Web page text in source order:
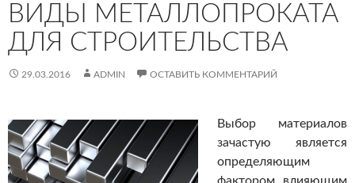
ВИДЫ МЕТАЛЛОПРОКАТА
ДЛЯ СТРОИТЕЛЬСТВА
29.03.2016 ADMIN ОСТАВИТЬ КОММЕНТАРИЙ
Выбор материалов
зачастую является
определяющим